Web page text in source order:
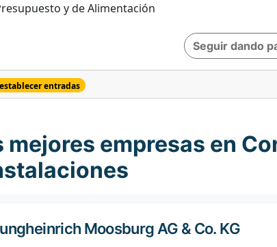
y de Alimentación
Seguir dando
entradas
mejores empresas en
Moosburg AG & Co. KG